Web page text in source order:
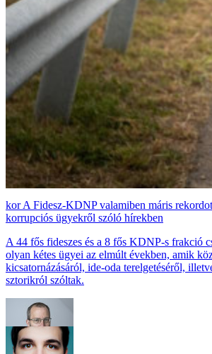
A Fidesz-KDNP valamiben máris
korrupciós ügyekről szóló hírekben
A 44 fős fideszes és a 8 fős KDNP-s frakció
olyan kétes ügyei az elmúlt években, amik
kicsatornázásáról, ide-oda terelgetéséről,
sztorikról szóltak.